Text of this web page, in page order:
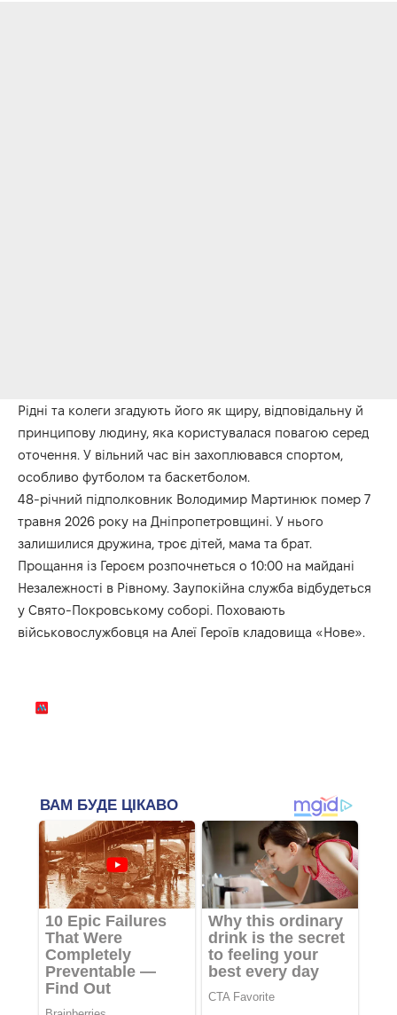
Рідні та колеги згадують його як щиру, відповідальну й
принципову людину, яка користувалася повагою серед
оточення. У вільний час він захоплювався спортом,
особливо футболом та баскетболом.
48-річний підполковник Володимир Мартинюк помер 7
травня 2026 року на Дніпропетровщині. У нього
залишилися дружина, троє дітей, мама та брат.
Прощання із Героєм розпочнеться о 10:00 на майдані
Незалежності в Рівному. Заупокійна служба відбудеться
у Свято-Покровському соборі. Поховають
військовослужбовця на Алеї Героїв кладовища «Нове».